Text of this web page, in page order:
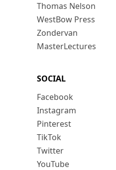
Thomas Nelson
WestBow Press
Zondervan
MasterLectures
SOCIAL
Facebook
Instagram
Pinterest
TikTok
Twitter
YouTube